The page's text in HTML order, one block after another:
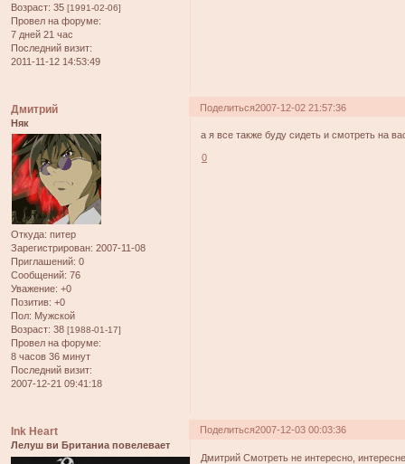
Возраст: 35 [1991-02-06]
Провел на форуме:
7 дней 21 час
Последний визит:
2011-11-12 14:53:49
Поделиться2007-12-02 21:57:36
Дмитрий
Няк
Откуда: питер
Зарегистрирован: 2007-11-08
Приглашений: 0
Сообщений: 76
Уважение: +0
Позитив: +0
Пол: Мужской
Возраст: 38 [1988-01-17]
Провел на форуме:
8 часов 36 минут
Последний визит:
2007-12-21 09:41:18
а я все также буду сидеть и смотреть на
0
Поделиться2007-12-03 00:03:36
Ink Heart
Лелуш ви Британиа повелевает
Дмитрий Смотреть не интересно,